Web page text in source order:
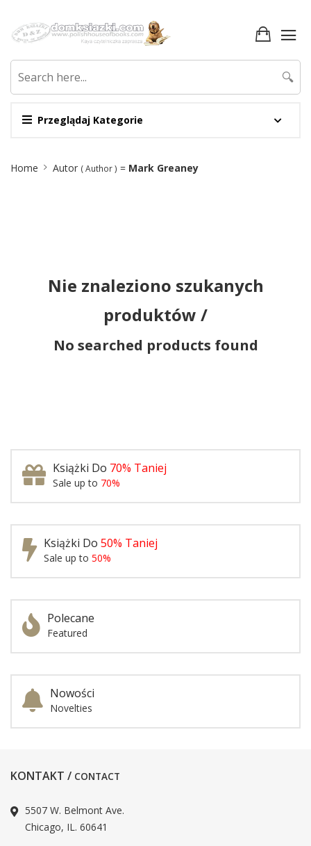
Przeglądaj Kategorie
🔍
Breadcrumb
Home Autor ( Author ) = Mark Greaney
Nie znaleziono szukanych
produktów /
No searched products found
Książki Do 70% Taniej
Sale up to 70%
Książki Do 50% Taniej
Sale up to 50%
Polecane
Featured
Nowości
Novelties
KONTAKT / CONTACT
5507 W. Belmont Ave.
Chicago, IL. 60641